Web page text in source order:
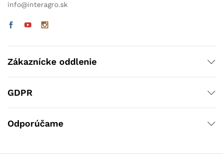
info@interagro.sk
Zákaznícke oddlenie
GDPR
Odporúčame